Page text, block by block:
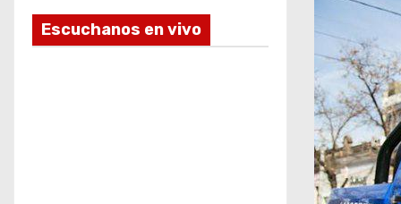
Escuchanos en vivo